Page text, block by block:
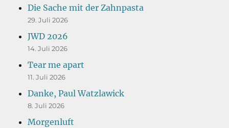
Die Sache mit der Zahnpasta
29. Juli 2026
JWD 2026
14. Juli 2026
Tear me apart
11. Juli 2026
Danke, Paul Watzlawick
8. Juli 2026
Morgenluft